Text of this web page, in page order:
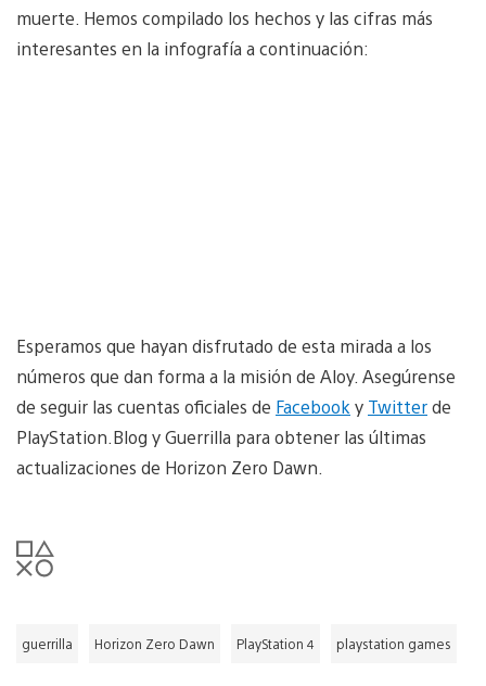
muerte. Hemos compilado los hechos y las cifras más
interesantes en la infografía a continuación:
Esperamos que hayan disfrutado de esta mirada a los
números que dan forma a la misión de Aloy. Asegúrense
de seguir las cuentas oficiales de Facebook y Twitterde
PlayStation.Blog y Guerrilla para obtener las últimas
actualizaciones de Horizon Zero Dawn.
guerrilla Horizon Zero Dawn PlayStation 4 playstation games